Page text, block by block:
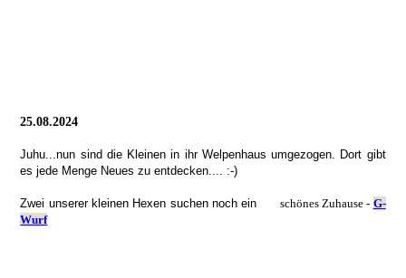
25.08.2024
Juhu...nun sind die Kleinen in ihr Welpenhaus umgezogen. Dort gibt
es jede Menge Neues zu entdecken.... :-)
Zwei unserer kleinen Hexen suchen noch ein schönes Zuhause - G-
Wurf